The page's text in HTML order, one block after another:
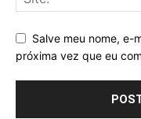
Salve meu nome, e-
próxima vez que eu